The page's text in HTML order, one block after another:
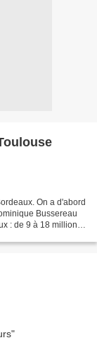
On a d'abord
Bussereau
: de 9 à 18 millions